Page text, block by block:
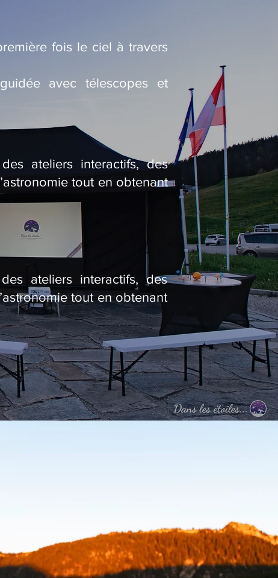
fois le ciel à travers
avec télescopes et
ateliers interactifs, des
tout en obtenant
ateliers interactifs, des
tout en obtenant